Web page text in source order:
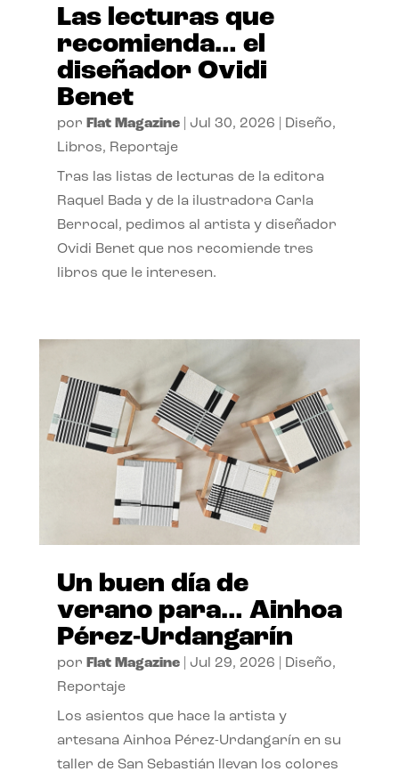
Las lecturas que
recomienda… el
diseñador Ovidi
Benet
por Flat Magazine| Jul 30, 2026 Diseño,
Libros, Reportaje
Tras las listas de lecturas de la editora
Raquel Bada y de la ilustradora Carla
Berrocal, pedimos al artista y diseñador
Ovidi Benet que nos recomiende tres
libros que le interesen.
Un buen día de
verano para… Ainhoa
Pérez-Urdangarín
por Flat Magazine| Jul 29, 2026 Diseño,
Reportaje
Los asientos que hace la artista y
artesana Ainhoa Pérez-Urdangarín en su
taller de San Sebastián llevan los colores